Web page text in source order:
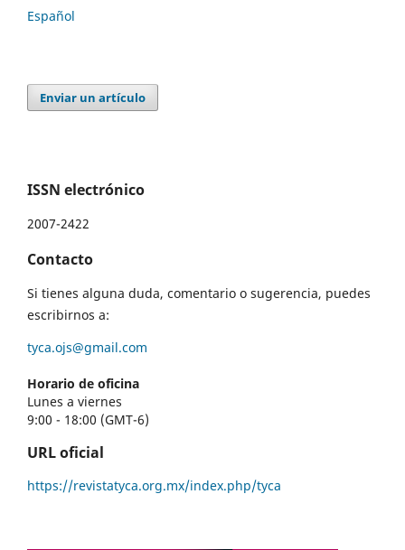
Español
Enviar un artículo
ISSN electrónico
2007-2422
Contacto
Si tienes alguna duda, comentario o sugerencia, puedes
escribirnos a:
tyca.ojs@gmail.com
Horario de oficina
Lunes a viernes
9:00 - 18:00 (GMT-6)
URL oficial
https://revistatyca.org.mx/index.php/tyca